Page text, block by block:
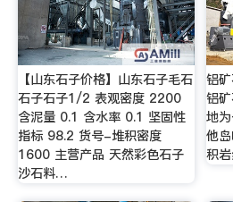
【山东石子价格】山东石子毛石
石子石子1/2 表观密度 2200
含泥量 0.1 含水率 0.1 坚固性
指标 98.2 货号-堆积密度
1600 主营产品 天然彩色石子
沙石料…
铝
铝
地
他
积